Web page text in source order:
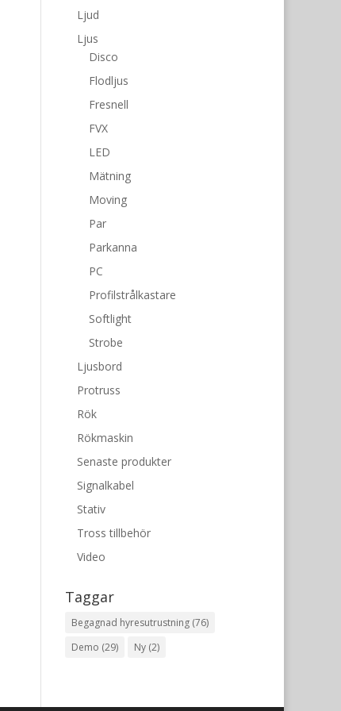
Ljud
Ljus
Disco
Flodljus
Fresnell
FVX
LED
Mätning
Moving
Par
Parkanna
PC
Profilstrålkastare
Softlight
Strobe
Ljusbord
Protruss
Rök
Rökmaskin
Senaste produkter
Signalkabel
Stativ
Tross tillbehör
Video
Taggar
Begagnad hyresutrustning (76)
Demo (29) Ny (2)